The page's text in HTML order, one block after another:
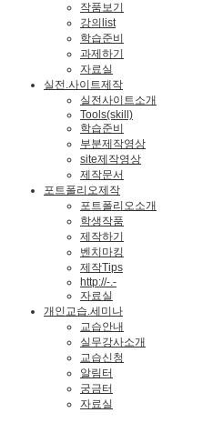
작품보기
강의list
학습준비
과제하기
자료실
실전.사이트제작
실전사이트소개
Tools(skill)
학습준비
부분제작영상
site제작영상
제작문서
포트폴리오제작
포트폴리오소개
학생작품
제작하기
벤치마킹
제작Tips
http://-.-
자료실
개인교습.세미나
교습안내
실무강사소개
교습신청
알림터
궁금터
자료실